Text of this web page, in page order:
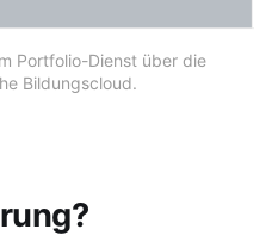
Portfolio-Dienst über die
Bildungscloud.